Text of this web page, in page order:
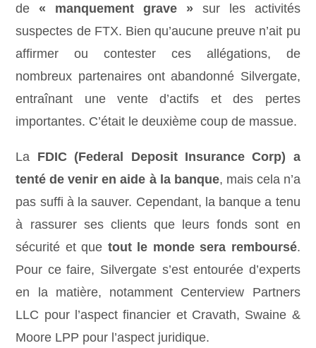
de« manquement grave »sur les activités
suspectes de FTX. Bien qu’aucune preuve n’ait pu
affirmer ou contester ces allégations, de
nombreux partenaires ont abandonné Silvergate,
entraînant une vente d’actifs et des pertes
importantes. C’était le deuxième coup de massue.
La FDIC (Federal Deposit Insurance Corp) a
tenté de venir en aide à la banque, mais cela n’a
pas suffi à la sauver. Cependant, la banque a tenu
à rassurer ses clients que leurs fonds sont en
sécurité et que tout le monde sera remboursé.
Pour ce faire, Silvergate s’est entourée d’experts
en la matière, notamment Centerview Partners
LLC pour l’aspect financier et Cravath, Swaine &
Moore LPP pour l’aspect juridique.